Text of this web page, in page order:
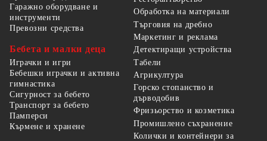
Гаражно оборудване и
инструменти
Превозни средства
Бебета и малки деца
Играчки и игри
Бебешки играчки и активна
гимнастика
Сигурност за бебето
Транспорт за бебето
Памперси
Кърмене и хранене
Обработка на материали
Търговия на дребно
Маркетинг и реклама
Детектиращи устройства
Табели
Агрикултура
Горско стопанство и
дърводобив
Фризьорство и козметика
Промишлено съхранение
Колички и контейнери за